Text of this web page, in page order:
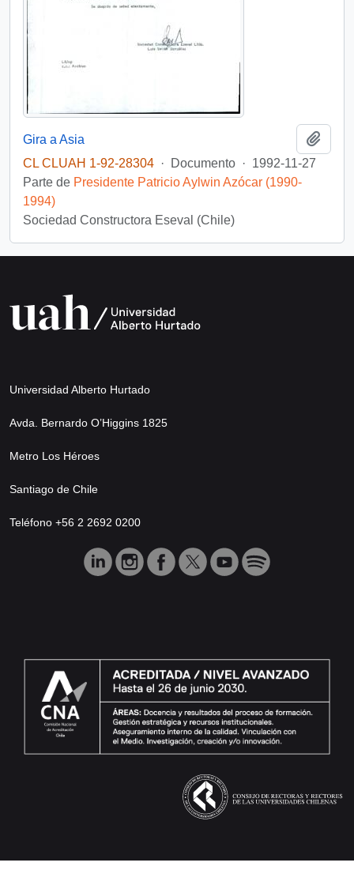
Gira a Asia
CL CLUAH 1-92-28304 · Documento · 1992-11-27
Parte de Presidente Patricio Aylwin Azócar (1990-
1994)
Sociedad Constructora Eseval (Chile)
Universidad Alberto Hurtado
Avda. Bernardo O’Higgins 1825
Metro Los Héroes
Santiago de Chile
Teléfono +56 2 2692 0200